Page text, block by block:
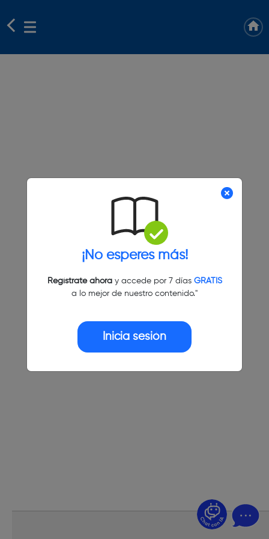
¡No esperes más!
Regístrate ahoray accede por 7 días GRATIS
a lo mejor de nuestro contenido."
Inicia sesión